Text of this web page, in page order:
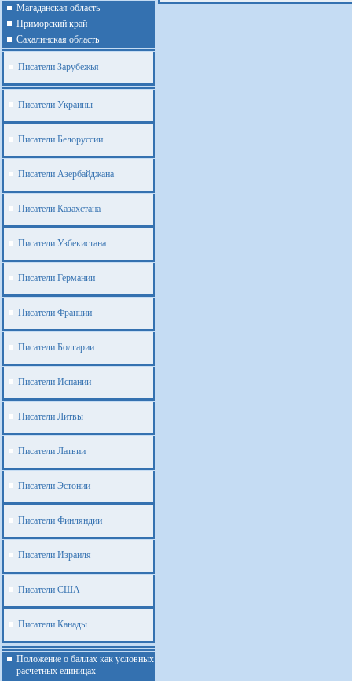
Магаданская область
Приморский край
Cахалинская область
Писатели Зарубежья
Писатели Украины
Писатели Белоруссии
Писатели Азербайджана
Писатели Казахстана
Писатели Узбекистана
Писатели Германии
Писатели Франции
Писатели Болгарии
Писатели Испании
Писатели Литвы
Писатели Латвии
Писатели Эстонии
Писатели Финляндии
Писатели Израиля
Писатели США
Писатели Канады
Положение о баллах как условных
расчетных единицах